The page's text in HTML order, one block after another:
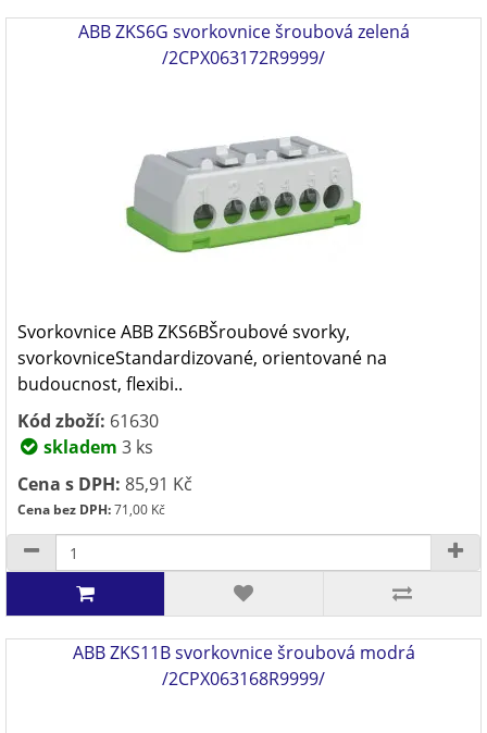
ABB ZKS6G svorkovnice šroubová zelená
/2CPX063172R9999/
Svorkovnice ABB ZKS6BŠroubové svorky,
svorkovniceStandardizované, orientované na
budoucnost, flexibi..
Kód zboží: 61630
skladem 3 ks
Cena s DPH: 85,91 Kč
Cena bez DPH:71,00 Kč
ABB ZKS11B svorkovnice šroubová modrá
/2CPX063168R9999/